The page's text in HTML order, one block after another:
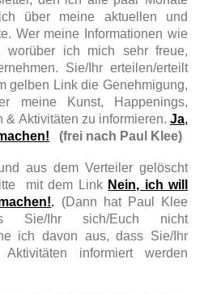
über meine aktuellen und
Wer meine Informationen wie
worüber ich mich sehr freue,
Sie/Ihr erteilen/erteilt
gelben Link die Genehmigung,
meine Kunst, Happenings,
& Aktivitäten zu informieren. Ja,
(frei nach Paul Klee)
aus dem Verteiler gelöscht
mit dem Link Nein, ich will
. (Dann hat Paul Klee
Sie/Ihr sich/Euch nicht
ich davon aus, dass Sie/Ihr
informiert werden